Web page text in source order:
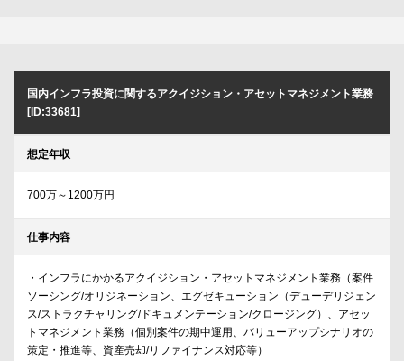
国内インフラ投資に関するアクイジション・アセットマネジメント業務
[ID:33681]
想定年収
700万～1200万円
仕事内容
・インフラにかかるアクイジション・アセットマネジメント業務（案件
ソーシング/オリジネーション、エグゼキューション（デューデリジェン
ス/ストラクチャリング/ドキュメンテーション/クロージング）、アセッ
トマネジメント業務（個別案件の期中運用、バリューアップシナリオの
策定・推進等、資産売却/リファイナンス対応等）